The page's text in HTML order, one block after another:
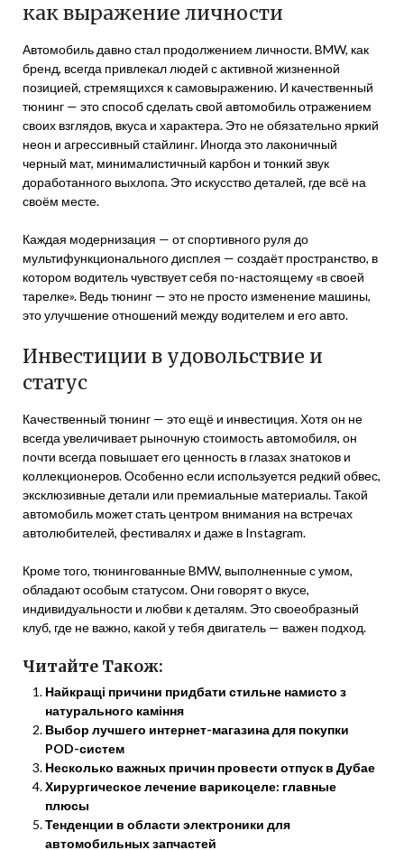
как выражение личности
Автомобиль давно стал продолжением личности. BMW, как
бренд, всегда привлекал людей с активной жизненной
позицией, стремящихся к самовыражению. И качественный
тюнинг — это способ сделать свой автомобиль отражением
своих взглядов, вкуса и характера. Это не обязательно яркий
неон и агрессивный стайлинг. Иногда это лаконичный
черный мат, минималистичный карбон и тонкий звук
доработанного выхлопа. Это искусство деталей, где всё на
своём месте.
Каждая модернизация — от спортивного руля до
мультифункционального дисплея — создаёт пространство, в
котором водитель чувствует себя по-настоящему «в своей
тарелке». Ведь тюнинг — это не просто изменение машины,
это улучшение отношений между водителем и его авто.
Инвестиции в удовольствие и
статус
Качественный тюнинг — это ещё и инвестиция. Хотя он не
всегда увеличивает рыночную стоимость автомобиля, он
почти всегда повышает его ценность в глазах знатоков и
коллекционеров. Особенно если используется редкий обвес,
эксклюзивные детали или премиальные материалы. Такой
автомобиль может стать центром внимания на встречах
автолюбителей, фестивалях и даже в Instagram.
Кроме того, тюнингованные BMW, выполненные с умом,
обладают особым статусом. Они говорят о вкусе,
индивидуальности и любви к деталям. Это своеобразный
клуб, где не важно, какой у тебя двигатель — важен подход.
Читайте Також:
Найкращі причини придбати стильне намисто з
натурального каміння
Выбор лучшего интернет-магазина для покупки
POD-систем
Несколько важных причин провести отпуск в Дубае
Хирургическое лечение варикоцеле: главные
плюсы
Тенденции в области электроники для
автомобильных запчастей